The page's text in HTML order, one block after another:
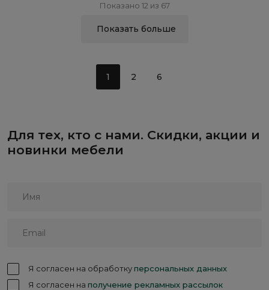
Показано 12 из 67
Показать больше
1 2 6
Для тех, кто с нами. Скидки, акции и
новинки мебели
Я согласен на обработкуперсональных данных
Я согласен на получение рекламных рассылок